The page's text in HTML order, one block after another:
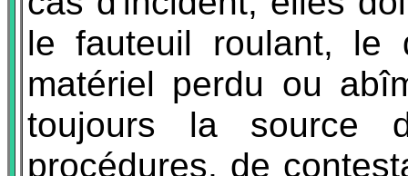
le fauteuil roulant, le
matériel perdu ou
toujours la source
procédures, de